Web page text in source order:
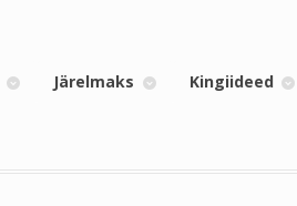
Järelmaks Kingiideed